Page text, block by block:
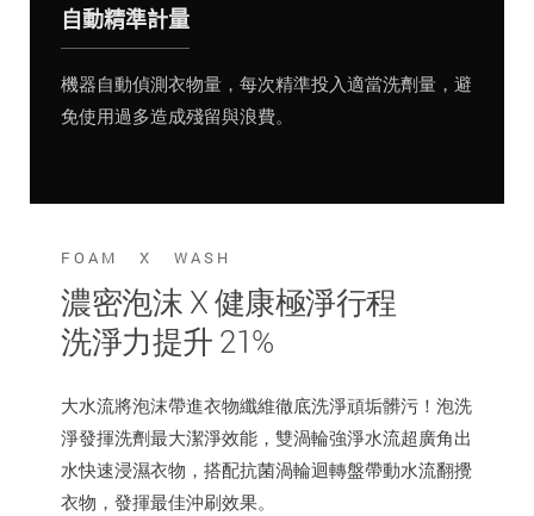
自動精準計量
機器自動偵測衣物量，每次精準投入適當洗劑量，避
免使用過多造成殘留與浪費。
FOAM X WASH
濃密泡沫 X 健康極淨行程
洗淨力提升 21%
大水流將泡沫帶進衣物纖維徹底洗淨頑垢髒污！泡洗
淨發揮洗劑最大潔淨效能，雙渦輪強淨水流超廣角出
水快速浸濕衣物，搭配抗菌渦輪迴轉盤帶動水流翻攪
衣物，發揮最佳沖刷效果。